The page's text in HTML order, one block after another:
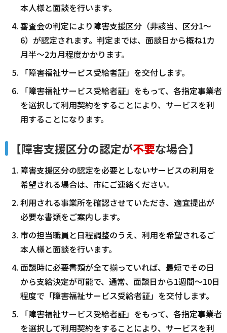
本人様と面談を行います。
審査会の判定により障害支援区分（非該当、区分1～
6）が認定されます。判定までは、面談日から概ね1カ
月半～2カ月程度かかります。
「障害福祉サービス受給者証」を交付します。
「障害福祉サービス受給者証」をもって、各指定事業者
を選択して利用契約をすることにより、サービスを利
用することになります。
【障害支援区分の認定が不要な場合】
障害支援区分の認定を必要としないサービスの利用を
希望される場合は、市にご連絡ください。
利用される事業所を確認させていただき、適宜提出が
必要な書類をご案内します。
市の担当職員と日程調整のうえ、利用を希望されるご
本人様と面談を行います。
面談時に必要書類が全て揃っていれば、最短でその日
から支給決定が可能で、通常、面談日から1週間～10日
程度で「障害福祉サービス受給者証」を交付します。
「障害福祉サービス受給者証」をもって、各指定事業者
を選択して利用契約をすることにより、サービスを利